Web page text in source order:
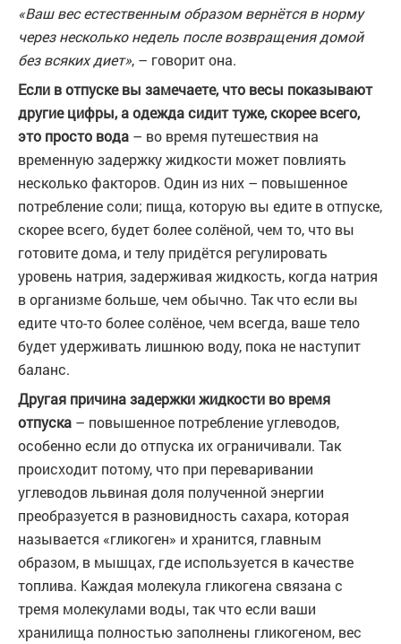
«Ваш вес естественным образом вернётся в норму
через несколько недель после возвращения домой
без всяких диет», – говорит она.
Если в отпуске вы замечаете, что весы показывают
другие цифры, а одежда сидит туже, скорее всего,
это просто вода – во время путешествия на
временную задержку жидкости может повлиять
несколько факторов. Один из них – повышенное
потребление соли; пища, которую вы едите в отпуске,
скорее всего, будет более солёной, чем то, что вы
готовите дома, и телу придётся регулировать
уровень натрия, задерживая жидкость, когда натрия
в организме больше, чем обычно. Так что если вы
едите что-то более солёное, чем всегда, ваше тело
будет удерживать лишнюю воду, пока не наступит
баланс.
Другая причина задержки жидкости во время
отпуска – повышенное потребление углеводов,
особенно если до отпуска их ограничивали. Так
происходит потому, что при переваривании
углеводов львиная доля полученной энергии
преобразуется в разновидность сахара, которая
называется «гликоген» и хранится, главным
образом, в мышцах, где используется в качестве
топлива. Каждая молекула гликогена связана с
тремя молекулами воды, так что если ваши
хранилища полностью заполнены гликогеном, вес